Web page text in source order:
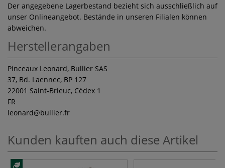
Der angegebene Lagerbestand bezieht sich ausschließlich auf
unser Onlineangebot. Bestände in unseren Filialen können
abweichen.
Herstellerangaben
Pinceaux Leonard, Bullier SAS
37, Bd. Laennec, BP 127
22001 Saint-Brieuc, Cédex 1
FR
leonard@bullier.fr
Kunden kauften auch diese Artikel